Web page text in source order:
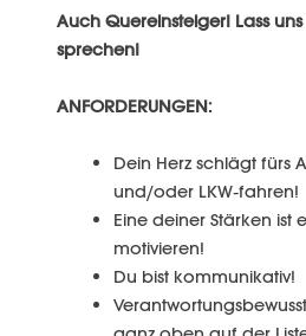
Auch Quereinsteiger! Lass
sprechen!
ANFORDERUNGEN:
Dein Herz schlägt fürs
und/oder LKW-fahren!
Eine deiner Stärken ist
motivieren!
Du bist kommunikativ!